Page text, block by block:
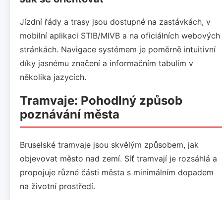
Jízdní řády a trasy jsou dostupné na zastávkách, v
mobilní aplikaci STIB/MIVB a na oficiálních webových
stránkách. Navigace systémem je poměrně intuitivní
díky jasnému značení a informačním tabulím v
několika jazycích.
Tramvaje: Pohodlný způsob
poznávání města
Bruselské tramvaje jsou skvělým způsobem, jak
objevovat město nad zemí. Síť tramvají je rozsáhlá a
propojuje různé části města s minimálním dopadem
na životní prostředí.